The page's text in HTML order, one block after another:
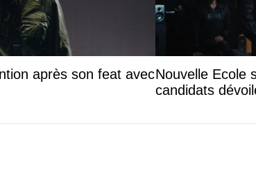
après son feat avecNouvelle Ecole
candidats